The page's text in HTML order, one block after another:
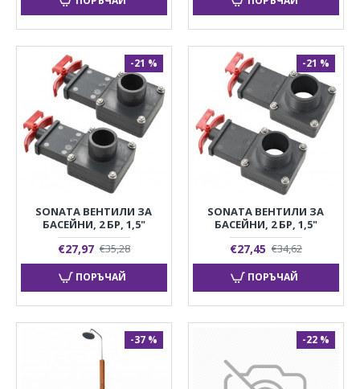
-21 %
SONATA ВЕНТИЛИ ЗА
БАСЕЙНИ, 2 БР, 1,5"
€27,97 €35,28
ПОРЪЧАЙ
-21 %
SONATA ВЕНТИЛИ ЗА
БАСЕЙНИ, 2 БР, 1,5"
€27,45 €34,62
ПОРЪЧАЙ
-37 % -22 %